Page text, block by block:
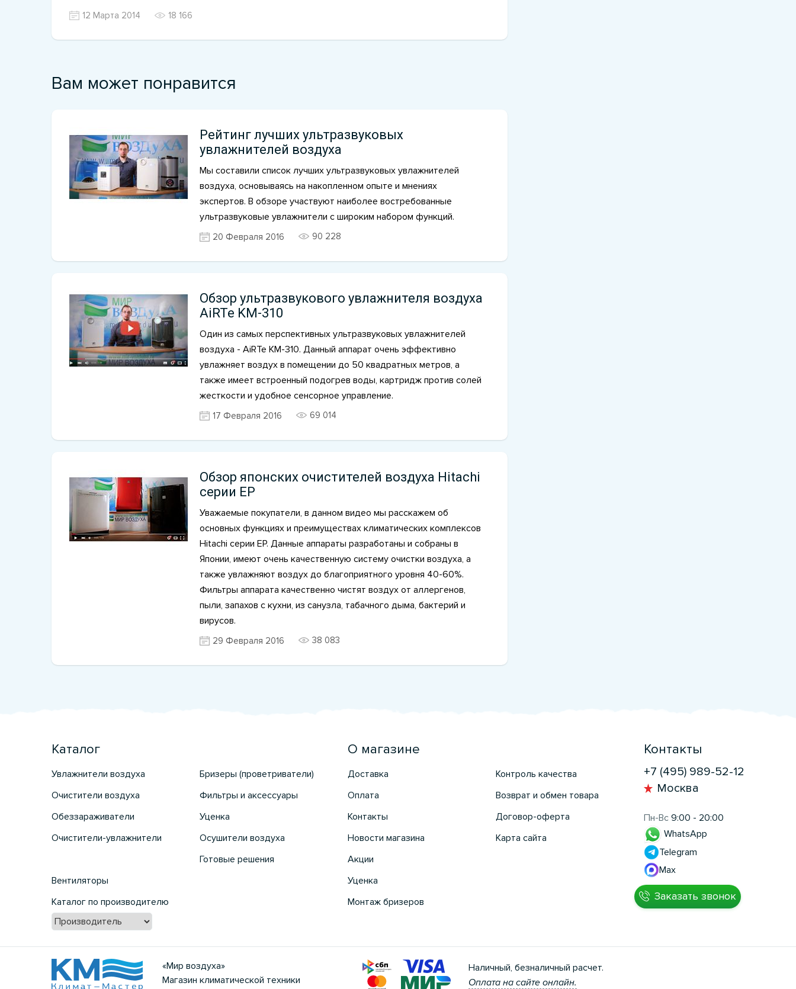
12 Марта 2014 18 166
Вам может понравится
Рейтинг лучших ультразвуковых
увлажнителей воздуха
Мы составили список лучших ультразвуковых увлажнителей
воздуха, основываясь на накопленном опыте и мнениях
экспертов. В обзоре участвуют наиболее востребованные
ультразвуковые увлажнители с широким набором функций.
20 Февраля 2016 90 228
Обзор ультразвукового увлажнителя воздуха
AiRTe KM-310
Один из самых перспективных ультразвуковых увлажнителей
воздуха - AiRTe KM-310. Данный аппарат очень эффективно
увлажняет воздух в помещении до 50 квадратных метров, а
также имеет встроенный подогрев воды, картридж против солей
жесткости и удобное сенсорное управление.
17 Февраля 2016 69 014
Обзор японских очистителей воздуха Hitachi
серии EP
Уважаемые покупатели, в данном видео мы расскажем об
основных функциях и преимуществах климатических комплексов
Hitachi серии EP. Данные аппараты разработаны и собраны в
Японии, имеют очень качественную систему очистки воздуха, а
также увлажняют воздух до благоприятного уровня 40-60%.
Фильтры аппарата качественно чистят воздух от аллергенов,
пыли, запахов с кухни, из санузла, табачного дыма, бактерий и
вирусов.
29 Февраля 2016 38 083
Каталог
Увлажнители воздуха
Очистители воздуха
Обеззараживатели
Очистители-увлажнители
Бризеры (проветриватели)
Фильтры и аксессуары
Уценка
Осушители воздуха
Готовые решения
Вентиляторы
Каталог по производителю
О магазине
Доставка
Оплата
Контакты
Новости магазина
Акции
Уценка
Монтаж бризеров
Контроль качества
Возврат и обмен товара
Договор-оферта
Карта сайта
Контакты
+7 (495) 989-52-12
Москва
Пн-Вс 9:00 - 20:00
WhatsApp
Telegram
Max
Заказать звонок
«Мир воздуха»
Магазин климатической техники
Наличный, безналичный расчет.
Оплата на сайте онлайн.